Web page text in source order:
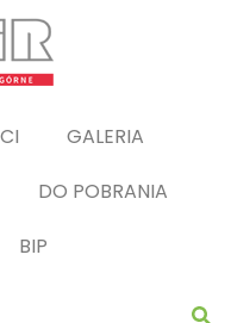
GALERIA
DO POBRANIA
BIP